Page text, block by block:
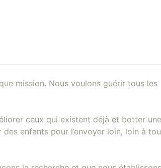
mission. Nous voulons guérir tous les
ceux qui existent déjà et botter une
enfants pour l’envoyer loin, loin à